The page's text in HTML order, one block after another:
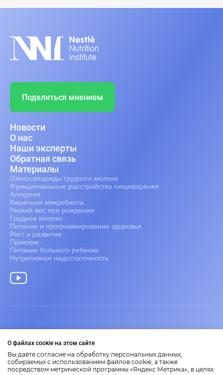
О файлах cookie на этом сайте
Вы даёте согласие на обработку персональных данных,
собираемых с использованием файлов cookie, а также
посредством метрической программы «Яндекс Метрика», в целях
Поделиться мнением
Новости
О нас
Наши эксперты
Обратная связь
Материалы
Олигосахариды грудного молока
Функциональные расстройства пищеварения
Аллергия
Кишечная микробиота
Низкий вес при рождении
Грудное молоко
Питание и программирование здоровья
Рост и развитие
Прикорм
Питание больного ребенка
Нутритивная недостаточность
2026 Nestlé Nutrition Institute
Представленные на сайте материалы носят научно-
образовательный характер.
Размещенная на сайте информация не является заменой